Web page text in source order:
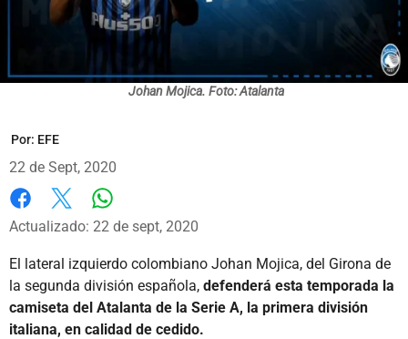
Johan Mojica. Foto: Atalanta
Por: EFE
22 de Sept, 2020
Facebook
X
Actualizado: 22 de sept, 2020
El lateral izquierdo colombiano Johan Mojica, del Girona de
la segunda división española, defenderá esta temporada la
camiseta del Atalanta de la Serie A, la primera división
italiana, en calidad de cedido.